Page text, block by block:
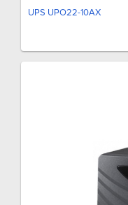
UPS UPO22-10AX